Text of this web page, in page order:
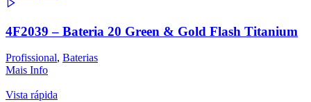
4F2039 – Bateria 20 Green & Gold Flash Titanium
Profissional, Baterias
Mais Info
Vista rápida